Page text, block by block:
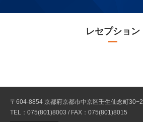
レセプション
〒604-8854 京都府京都市中京区壬生仙念町30−2
TEL：075(801)8003 / FAX：075(801)8015